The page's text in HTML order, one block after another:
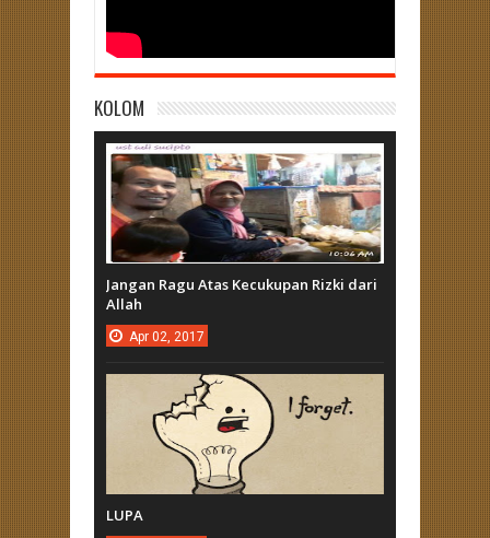
KOLOM
Jangan Ragu Atas Kecukupan Rizki dari
Allah
Apr 02, 2017
LUPA